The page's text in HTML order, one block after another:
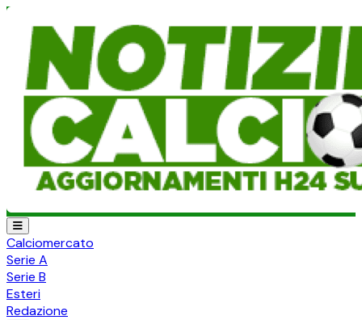
Calciomercato
Serie A
Serie B
Esteri
Redazione